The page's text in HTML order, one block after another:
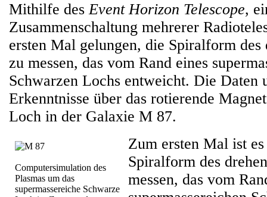
Mithilfe desEvent Horizon Telescope,
Zusammenschaltung mehrerer
ersten Mal gelungen, die Spiralform des
zu messen, das vom Rand eines
Schwarzen Lochs entweicht. Die Daten
Erkenntnisse über das rotierende
Loch in der Galaxie M 87.
Computersimulation des
Plasmas um das
supermassereiche Schwarze
Zum ersten Mal ist
Spiralform des
messen, das vom